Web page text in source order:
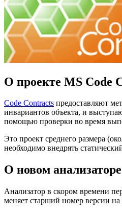
О проекте MS Code
Code Contracts предоставляют
инвариантов объекта, и
помощью проверки во время
Это проект среднего размера
необходимо внедрять
О новом
Анализатор в скором времени
меняет старший номер версии на